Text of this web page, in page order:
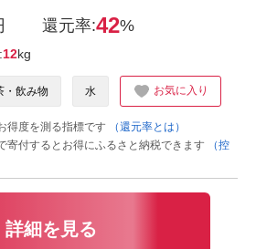
還元率:42%
12kg
・飲み物 水 お気に入り
得度を測る指標です
（還元率とは）
付するとお得にふるさと納税できます
（控
詳細を見る